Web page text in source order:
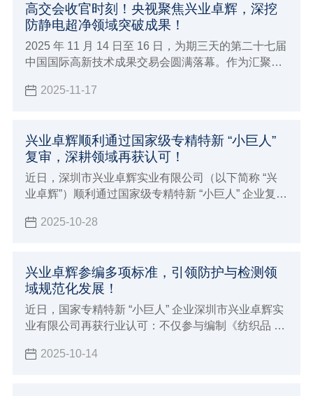
高交会收官时刻！央视聚焦兴业卓辉，深挖
防静电超净领域突破成果！
2025 年 11 月 14 日至 16 日，为期三天的第二十七届
中国国际高新技术成果交易会圆满落幕。作为汇聚全
司携多款新品与专业解决方案精彩亮相，向业界充分
2025-11-17
兴业卓辉顺利通过国家级专精特新 “小巨人”
复审，深耕领域再获认可！
近日，深圳市兴业卓辉实业有限公司（以下简称 “兴
业卓辉”）顺利通过国家级专精特新 “小巨人” 企业复
创新能力及高质量发展成果的再次权威认可。
2025-10-28
兴业卓辉参编多项标准，引领防护与检测领
域规范化发展！
近日，国家专精特新 “小巨人” 企业深圳市兴业卓辉实
业有限公司再获行业认可：不仅参与编制《纺织品 纤
分子量聚乙烯纤维及纱线收缩率试验方法》的2项团
2025-10-14